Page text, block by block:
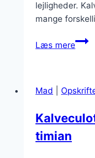
lejligheder.
mange
Læs mere
Mad
timian